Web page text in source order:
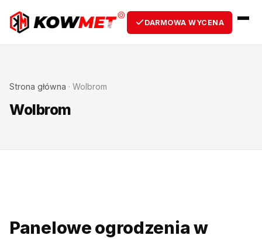
DARMOWA WYCENA
Strona główna · Wolbrom
Wolbrom
Panelowe ogrodzenia w